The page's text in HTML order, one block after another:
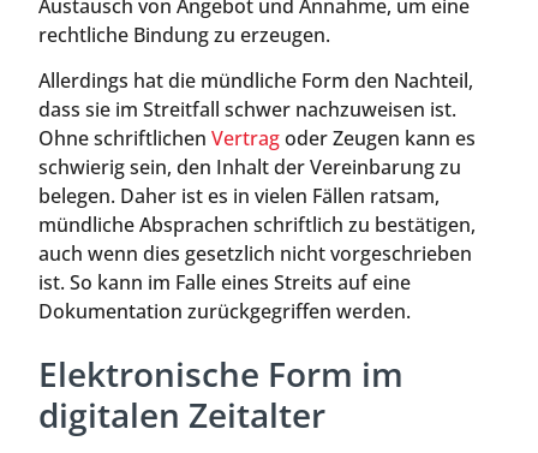
Austausch von Angebot und Annahme, um eine
rechtliche Bindung zu erzeugen.
Allerdings hat die mündliche Form den Nachteil,
dass sie im Streitfall schwer nachzuweisen ist.
Ohne schriftlichen Vertragoder Zeugen kann es
schwierig sein, den Inhalt der Vereinbarung zu
belegen. Daher ist es in vielen Fällen ratsam,
mündliche Absprachen schriftlich zu bestätigen,
auch wenn dies gesetzlich nicht vorgeschrieben
ist. So kann im Falle eines Streits auf eine
Dokumentation zurückgegriffen werden.
Elektronische Form im
digitalen Zeitalter